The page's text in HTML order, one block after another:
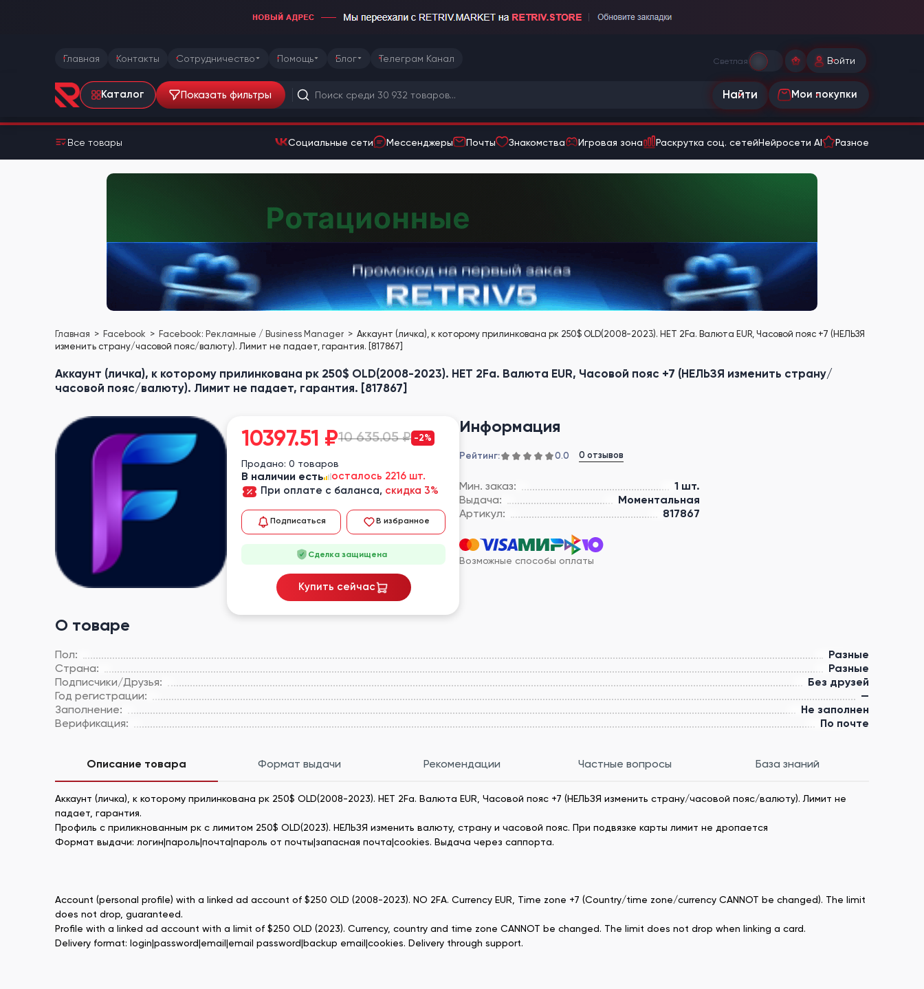
Главная Контакты Сотрудничество Помощь Блог Телеграм Канал Светлая Войти
Каталог Показать фильтры Найти Мои покупки
Все товары Социальные сети Мессенджеры Почты Знакомства Игровая зона Раскрутка соц. сетейНейросети AI Разное
Главная Facebook Facebook: Рекламные / Business Manager
Аккаунт (личка), к которому прилинкована рк 250$ OLD(2008-2023). НЕТ 2Fa. Валюта EUR, Часовой пояс +7 (НЕЛЬЗЯ
изменить страну/часовой пояс/валюту). Лимит не падает, гарантия. [817867]
Аккаунт (личка), к которому прилинкована рк 250$ OLD(2008-2023). НЕТ 2Fa. Валюта EUR, Часовой пояс +7 (НЕЛЬЗЯ изменить страну/
часовой пояс/валюту). Лимит не падает, гарантия. [817867]
Информация
Рейтинг: 0.0 0 отзывов
Мин. заказ:
1 шт.
Выдача:
Моментальная
Артикул:
817867
Возможные способы оплаты
О товаре
Пол:
Разные
Страна:
Разные
Подписчики/Друзья:
Без друзей
Год регистрации:
—
Заполнение:
Не заполнен
Верификация:
По почте
10397.51 ₽10 635.05 ₽ -2%
Продано: 0 товаров
В наличии есть
осталось 2216 шт.
При оплате с баланса, скидка 3%
Подписаться В избранное
Сделка защищена
Купить сейчас
Описание товара Формат выдачи Рекомендации Частные вопросы База знаний
Аккаунт (личка), к которому прилинкована рк 250$ OLD(2008-2023). НЕТ 2Fa. Валюта EUR, Часовой пояс +7 (НЕЛЬЗЯ изменить страну/часовой пояс/валюту). Лимит не
падает, гарантия.
Профиль с приликнованным рк с лимитом 250$ OLD(2023). НЕЛЬЗЯ изменить валюту, страну и часовой пояс. При подвязке карты лимит не дропается
Формат выдачи: логин|пароль|почта|пароль от почты|запасная почта|cookies. Выдача через саппорта.
Account (personal profile) with a linked ad account of $250 OLD (2008-2023). NO 2FA. Currency EUR, Time zone +7 (Country/time zone/currency CANNOT be changed). The limit
does not drop, guaranteed.
Profile with a linked ad account with a limit of $250 OLD (2023). Currency, country and time zone CANNOT be changed. The limit does not drop when linking a card.
Delivery format: login|password|email|email password|backup email|cookies. Delivery through support.